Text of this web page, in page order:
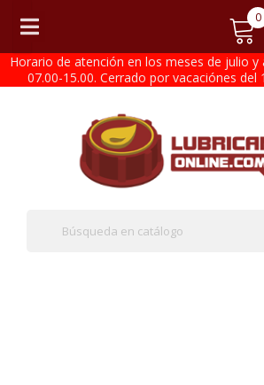
0
Horario de atención en los meses de julio y
07.00-15.00. Cerrado por vacaciónes del